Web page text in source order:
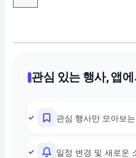
관심 있는 행사, 앱
관심 행사만 모아보
일정 변경 및 새로운